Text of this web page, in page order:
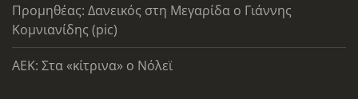
Προμηθέας: Δανεικός στη Μεγαρίδα ο Γιάννης
Κομνιανίδης (pic)
AEK: Στα «κίτρινα» ο Νόλεϊ